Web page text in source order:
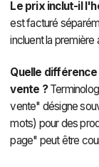
Le prix inclut-il
est facturé
incluent la première
Quelle différence
vente ?
vente" désigne
mots) pour des
page" peut être